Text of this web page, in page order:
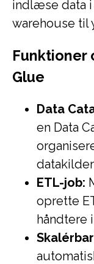
indlæse data i
warehouse til
Funktioner
Glue
Data
en Data
ETL-job:
oprette
håndtere